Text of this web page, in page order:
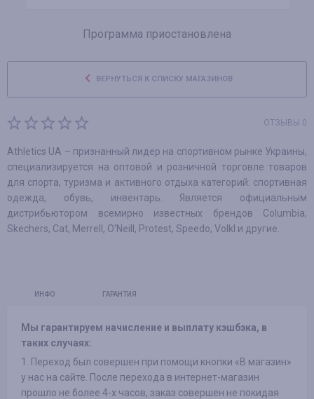
Программа приостановлена
ВЕРНУТЬСЯ К СПИСКУ МАГАЗИНОВ
ОТЗЫВЫ 0
Athletics UA – признанный лидер на спортивном рынке Украины,
специализируется на оптовой и розничной торговле товаров
для спорта, туризма и активного отдыха категорий: спортивная
одежда, обувь, инвентарь. Является официальным
дистрибьютором всемирно известных брендов Columbia,
Skechers, Cat, Merrell, O'Neill, Protest, Speedo, Volkl и другие.
ИНФО ГАРАНТИЯ
Мы гарантируем начисление и выплату кэшбэка, в
таких случаях:
1. Переход был совершен при помощи кнопки «В магазин»
у нас на сайте. После перехода в интернет-магазин
прошло не более 4-х часов, заказ совершен не покидая